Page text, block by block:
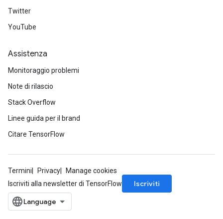
Twitter
YouTube
Assistenza
Monitoraggio problemi
Note di rilascio
Stack Overflow
Linee guida per il brand
Citare TensorFlow
Termini Privacy
Manage cookies
Iscriviti alla newsletter di TensorFlow
Iscriviti